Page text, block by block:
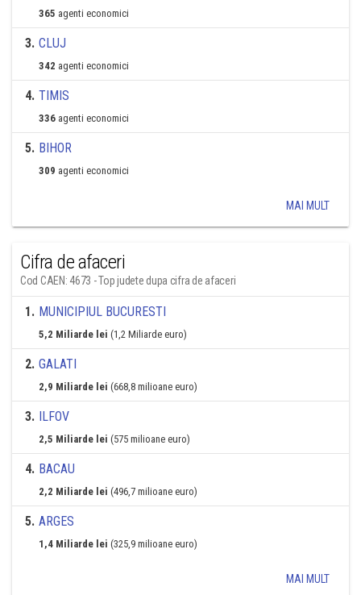
365 agenti economici
3. CLUJ
342 agenti economici
4. TIMIS
336 agenti economici
5. BIHOR
309 agenti economici
MAI MULT
Cifra de afaceri
Cod CAEN: 4673 - Top judete dupa cifra de afaceri
1. MUNICIPIUL BUCURESTI
5,2 Miliarde lei (1,2 Miliarde euro)
2. GALATI
2,9 Miliarde lei (668,8 milioane euro)
3. ILFOV
2,5 Miliarde lei (575 milioane euro)
4. BACAU
2,2 Miliarde lei (496,7 milioane euro)
5. ARGES
1,4 Miliarde lei (325,9 milioane euro)
MAI MULT